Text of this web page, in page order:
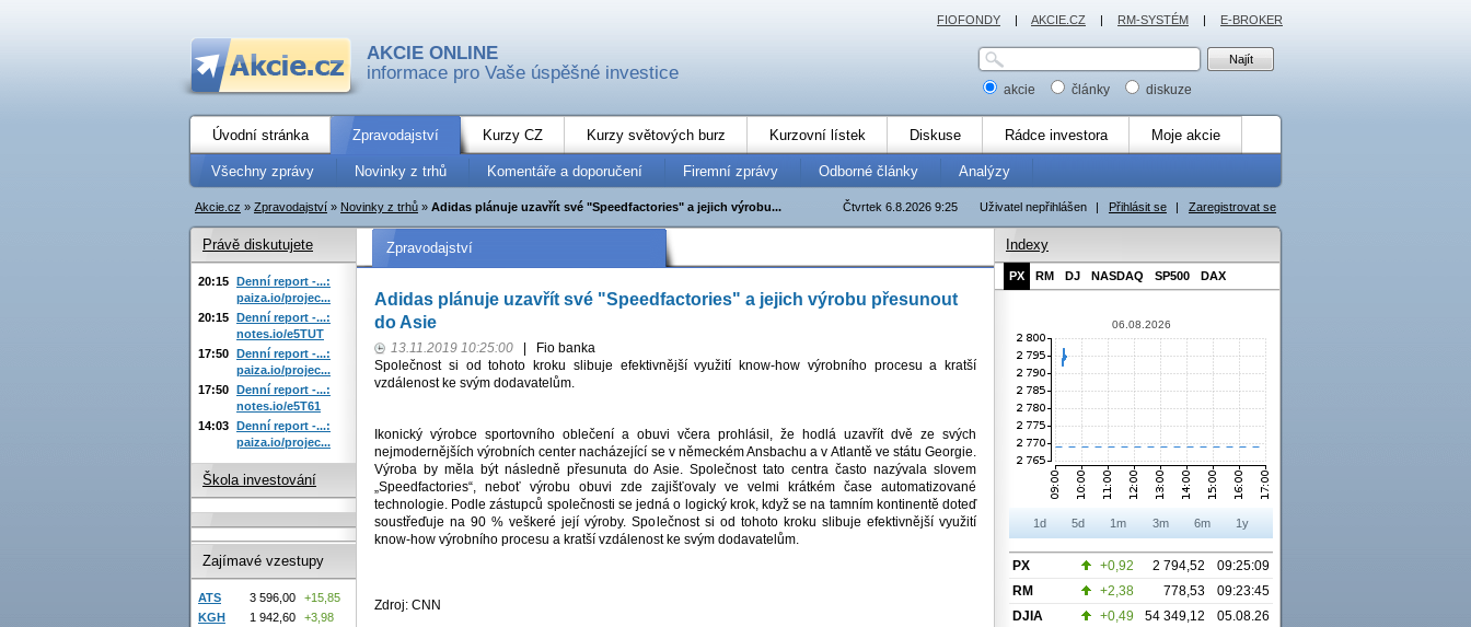
AKCIE ONLINE
informace pro Vaše úspěšné investice
akcie články diskuze
Úvodní stránka Zpravodajství Kurzy CZ Kurzy světových burz Kurzovní lístek Diskuse Rádce investora Moje akcie
Všechny zprávy Novinky z trhů Komentáře a doporučení Firemní zprávy Odborné články Analýzy
Uživatel nepřihlášen | Přihlásit se | Zaregistrovat se
Čtvrtek 6.8.2026 9:25
Akcie.cz » Zpravodajství » Novinky z trhů » Adidas plánuje uzavřít své "Speedfactories" a jejich výrobu...
Zpravodajství
Adidas plánuje uzavřít své "Speedfactories" a jejich výrobu přesunout
do Asie
13.11.2019 10:25:00
Fio banka
Společnost si od tohoto kroku slibuje efektivnější využití know-how výrobního procesu a kratší
vzdálenost ke svým dodavatelům.
Ikonický výrobce sportovního oblečení a obuvi včera prohlásil, že hodlá uzavřít dvě ze svých
nejmodernějších výrobních center nacházející se v německém Ansbachu a v Atlantě ve státu Georgie.
Výroba by měla být následně přesunuta do Asie. Společnost tato centra často nazývala slovem
„Speedfactories“, neboť výrobu obuvi zde zajišťovaly ve velmi krátkém čase automatizované
technologie. Podle zástupců společnosti se jedná o logický krok, když se na tamním kontinentě doteď
soustřeďuje na 90 % veškeré její výroby. Společnost si od tohoto kroku slibuje efektivnější využití
know-how výrobního procesu a kratší vzdálenost ke svým dodavatelům.
Zdroj: CNN
Právě diskutujete
20:15 Denní report -...:
paiza.io/projec...
20:15 Denní report -...:
notes.io/e5TUT
17:50 Denní report -...:
paiza.io/projec...
17:50 Denní report -...:
notes.io/e5T61
14:03 Denní report -...:
paiza.io/projec...
Škola investování
Zajímavé vzestupy
ATS 3 596,00
+15,85
KGH
1 942,60
+3,98
Indexy
PX RM DJ NASDAQ SP500 DAX
06.08.2026
1d 5d 1m 3m 6m 1y
PX +0,92 2 794,52
09:25:09
RM
+2,38 778,53
09:23:45
DJIA
+0,49 54 349,12
05.08.26
FIOFONDY | AKCIE.CZ | RM-SYSTÉM | E-BROKER